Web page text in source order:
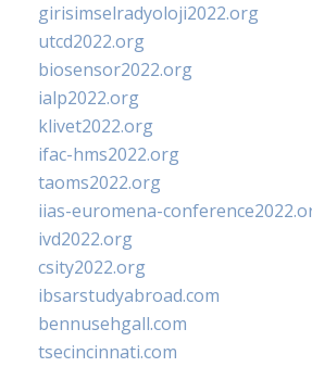
girisimselradyoloji2022.org
utcd2022.org
biosensor2022.org
ialp2022.org
klivet2022.org
ifac-hms2022.org
taoms2022.org
iias-euromena-
ivd2022.org
csity2022.org
ibsarstudyabroad.com
bennusehgall.com
tsecincinnati.com